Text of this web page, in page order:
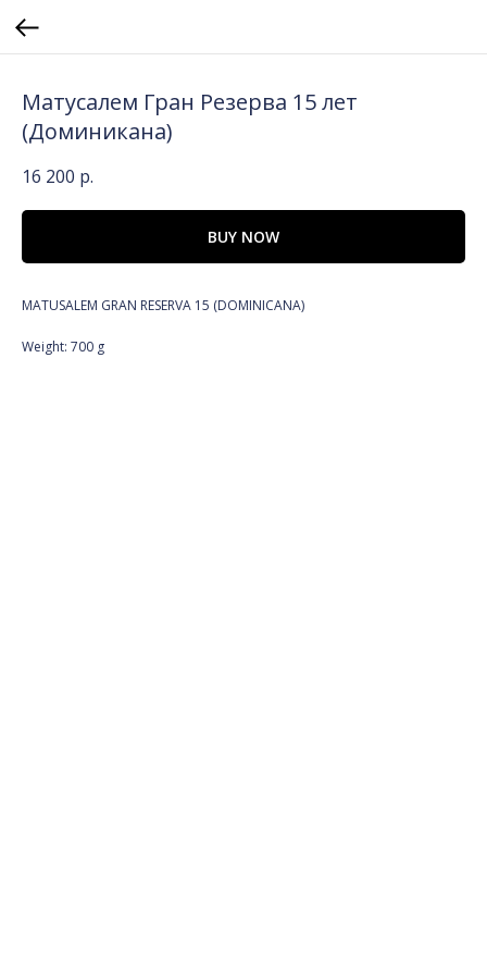
Матусалем Гран Резерва 15 лет
(Доминикана)
16 200 р.
BUY NOW
MATUSALEM GRAN RESERVA 15 (DOMINICANA)
Weight: 700 g